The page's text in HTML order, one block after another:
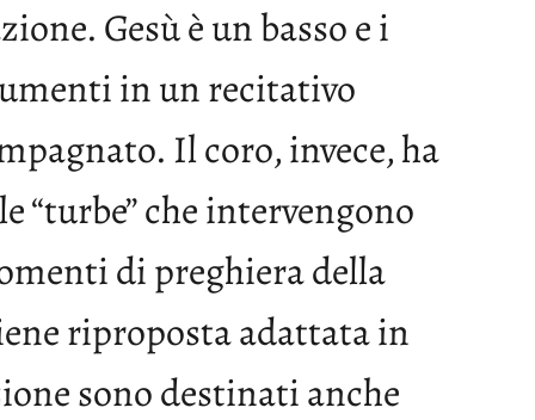
Gesù è un basso e i
in un recitativo
Il coro, invece, ha
“turbe” che intervengono
di preghiera della
riproposta adattata in
sono destinati anche